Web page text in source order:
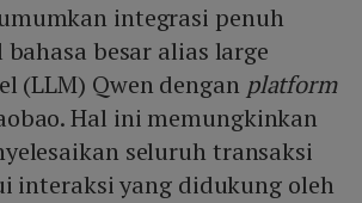
integrasi penuh
besar alias large
(LLM) Qwen dengan platform
Hal ini memungkinkan
seluruh transaksi
interaksi yang didukung oleh